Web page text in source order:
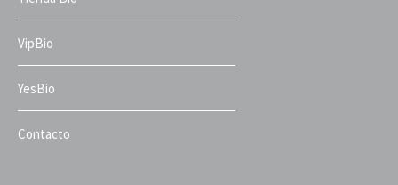
VipBio
YesBio
Contacto